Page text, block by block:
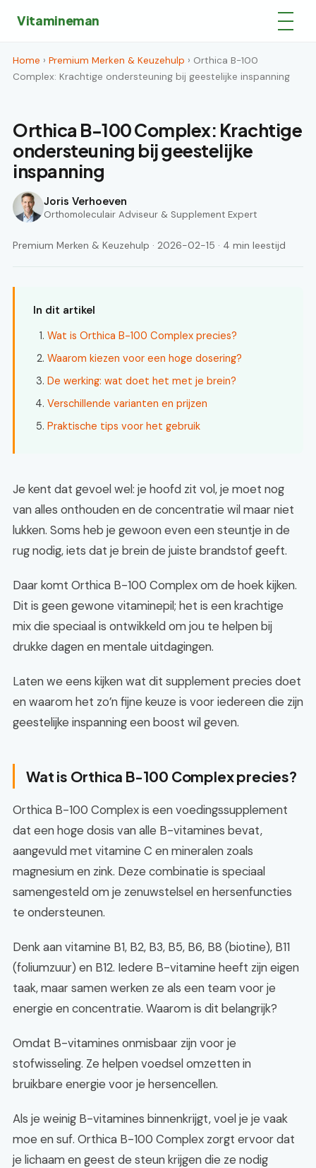
Vitamineman
Home › Premium Merken & Keuzehulp › Orthica B-100
Complex: Krachtige ondersteuning bij geestelijke inspanning
Orthica B-100 Complex: Krachtige
ondersteuning bij geestelijke
inspanning
Joris Verhoeven
Orthomoleculair Adviseur & Supplement Expert
Premium Merken & Keuzehulp · 2026-02-15 · 4 min leestijd
In dit artikel
Wat is Orthica B-100 Complex precies?
Waarom kiezen voor een hoge dosering?
De werking: wat doet het met je brein?
Verschillende varianten en prijzen
Praktische tips voor het gebruik
Je kent dat gevoel wel: je hoofd zit vol, je moet nog
van alles onthouden en de concentratie wil maar niet
lukken. Soms heb je gewoon even een steuntje in de
rug nodig, iets dat je brein de juiste brandstof geeft.
Daar komt Orthica B-100 Complex om de hoek kijken.
Dit is geen gewone vitaminepil; het is een krachtige
mix die speciaal is ontwikkeld om jou te helpen bij
drukke dagen en mentale uitdagingen.
Laten we eens kijken wat dit supplement precies doet
en waarom het zo’n fijne keuze is voor iedereen die zijn
geestelijke inspanning een boost wil geven.
Wat is Orthica B-100 Complex precies?
Orthica B-100 Complex is een voedingssupplement
dat een hoge dosis van alle B-vitamines bevat,
aangevuld met vitamine C en mineralen zoals
magnesium en zink. Deze combinatie is speciaal
samengesteld om je zenuwstelsel en hersenfuncties
te ondersteunen.
Denk aan vitamine B1, B2, B3, B5, B6, B8 (biotine), B11
(foliumzuur) en B12. Iedere B-vitamine heeft zijn eigen
taak, maar samen werken ze als een team voor je
energie en concentratie. Waarom is dit belangrijk?
Omdat B-vitamines onmisbaar zijn voor je
stofwisseling. Ze helpen voedsel omzetten in
bruikbare energie voor je hersencellen.
Als je weinig B-vitamines binnenkrijgt, voel je je vaak
moe en suf. Orthica B-100 Complex zorgt ervoor dat
je lichaam en geest de steun krijgen die ze nodig